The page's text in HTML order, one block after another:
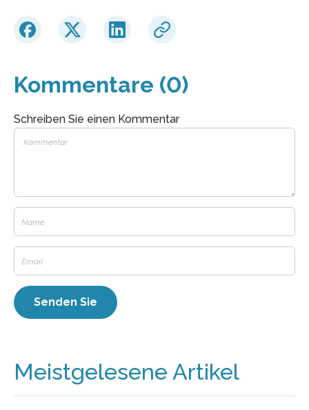
Kommentare (0)
Schreiben Sie einen Kommentar
Meistgelesene Artikel